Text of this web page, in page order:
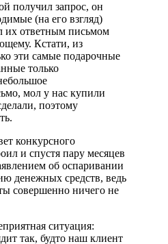
получил запрос, он
(на его взгляд)
их ответным письмом
Кстати, из
эти самые подарочные
только
мол у нас купили
поэтому
конкурсного
и спустя пару месяцев
об оспаривании
денежных средств, ведь
совершенно ничего не
ситуация:
так, будто наш клиент